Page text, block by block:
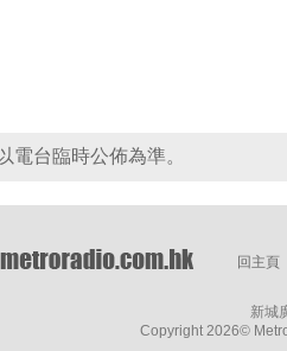
電台臨時公佈為準。
回主頁
新城
Copyright 2026©